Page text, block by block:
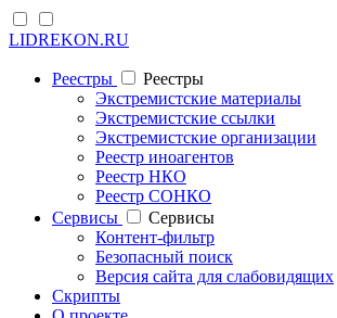
LIDREKON.RU
Реестры
Реестры
Экстремистские материалы
Экстремистские ссылки
Экстремистские организации
Реестр иноагентов
Реестр НКО
Реестр СОНКО
Cервисы
Cервисы
Контент-фильтр
Безопасный поиск
Версия сайта для слабовидящих
Скрипты